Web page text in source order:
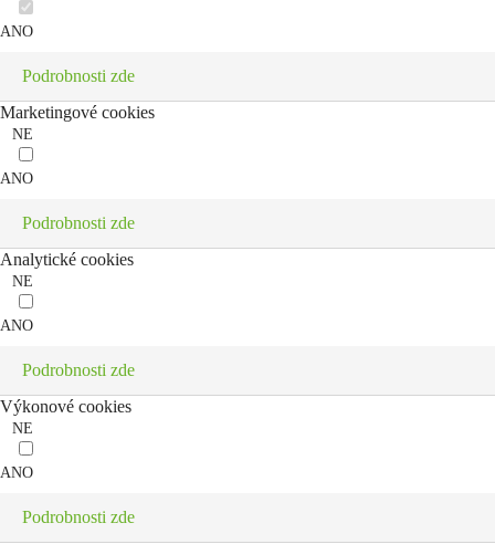
ANO
Podrobnosti zde
Marketingové cookies
NE
ANO
Podrobnosti zde
Analytické cookies
NE
ANO
Podrobnosti zde
Výkonové cookies
NE
ANO
Podrobnosti zde